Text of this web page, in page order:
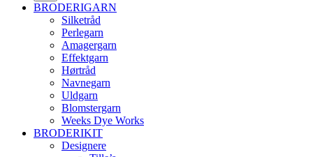
BRODERIGARN
Silketråd
Perlegarn
Amagergarn
Effektgarn
Hørtråd
Navnegarn
Uldgarn
Blomstergarn
Weeks Dye Works
BRODERIKIT
Designere